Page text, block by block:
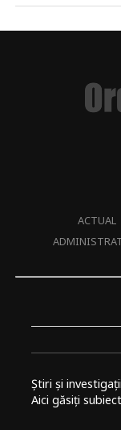
ACTUAL
Știri și
Aici găsiți